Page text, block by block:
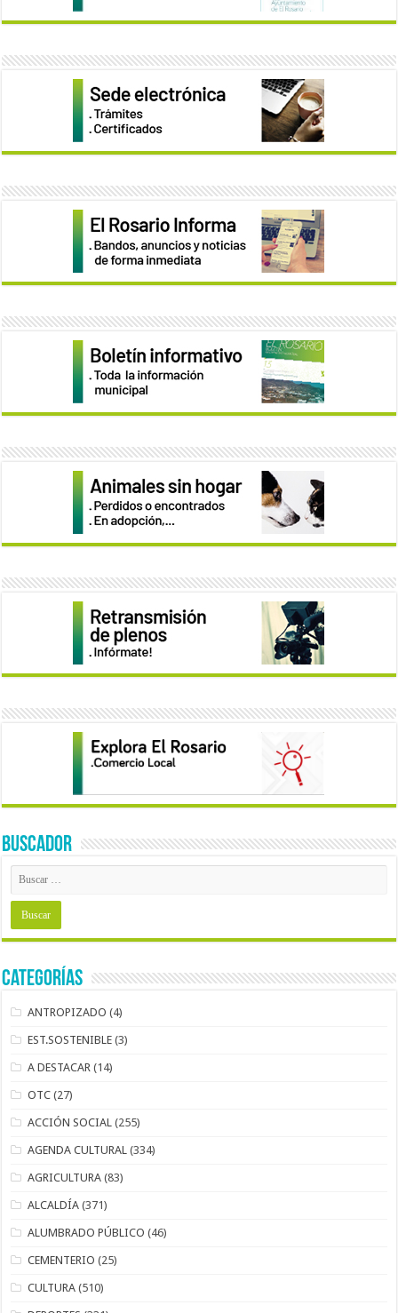
BUSCADOR
Categorías
ANTROPIZADO (4)
EST.SOSTENIBLE (3)
A DESTACAR (14)
OTC (27)
ACCIÓN SOCIAL (255)
AGENDA CULTURAL (334)
AGRICULTURA (83)
ALCALDÍA (371)
ALUMBRADO PÚBLICO (46)
CEMENTERIO (25)
CULTURA (510)